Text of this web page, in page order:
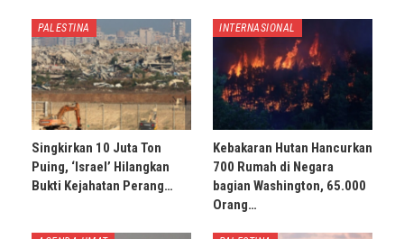
PALESTINA
Singkirkan 10 Juta Ton
Puing, ‘Israel’ Hilangkan
Bukti Kejahatan Perang…
INTERNASIONAL
Kebakaran Hutan Hancurkan
700 Rumah di Negara
bagian Washington, 65.000
Orang…